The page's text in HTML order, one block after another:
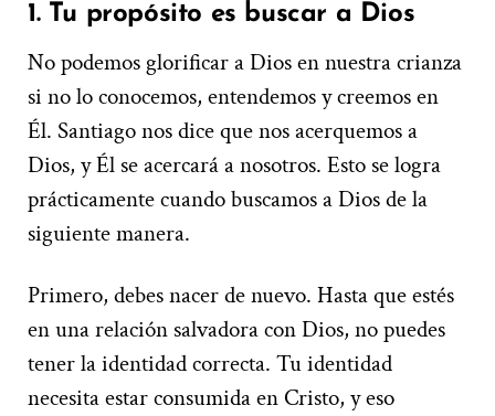
1. Tu propósito es buscar a Dios
No podemos glorificar a Dios en nuestra crianza
si no lo conocemos, entendemos y creemos en
Él. Santiago nos dice que nos acerquemos a
Dios, y Él se acercará a nosotros. Esto se logra
prácticamente cuando buscamos a Dios de la
siguiente manera.
Primero, debes nacer de nuevo. Hasta que estés
en una relación salvadora con Dios, no puedes
tener la identidad correcta. Tu identidad
necesita estar consumida en Cristo, y eso